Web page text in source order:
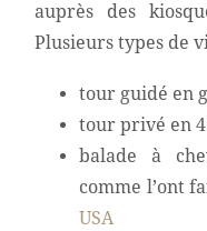
auprès des
Plusieurs types de
tour guidé en
tour privé en
balade à
comme l’ont
USA